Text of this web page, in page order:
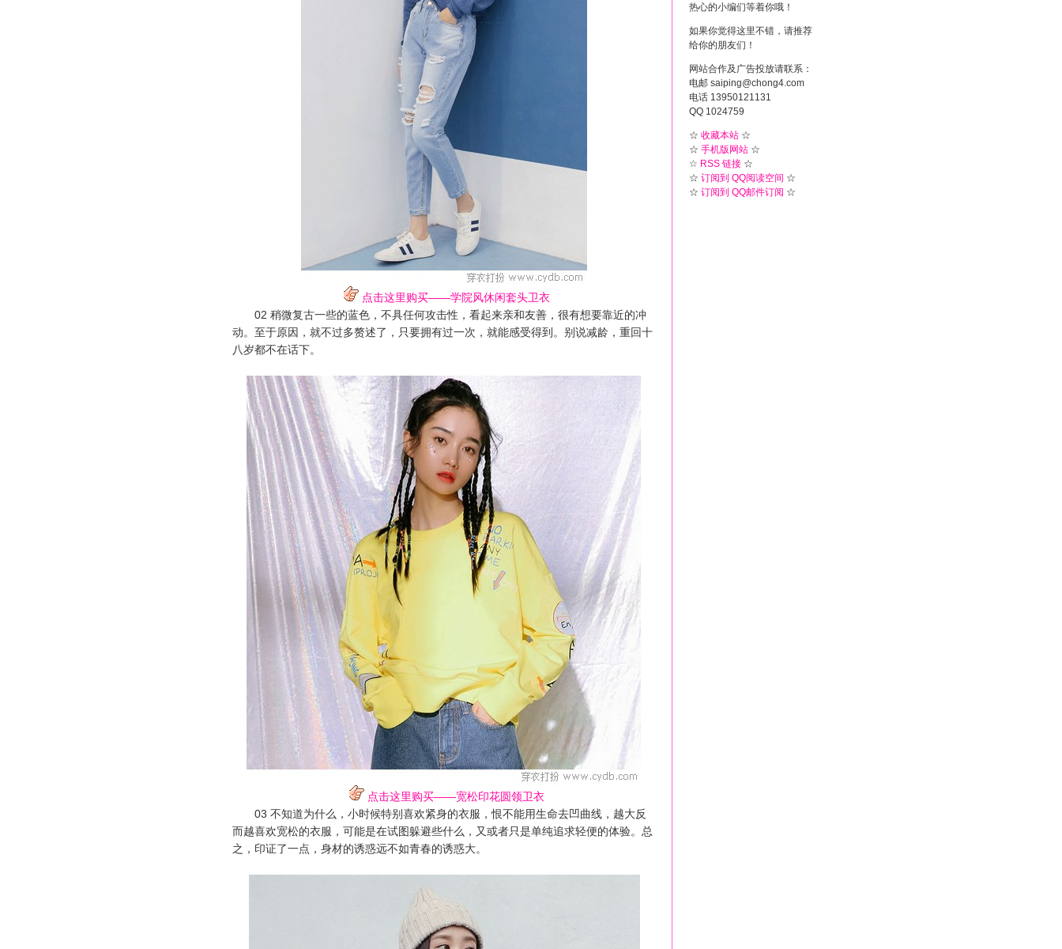
点击这里购买——学院风休闲套头卫衣
02 稍微复古一些的蓝色，不具任何攻击性，看起来亲和友善，很有想要靠近的冲
动。至于原因，就不过多赘述了，只要拥有过一次，就能感受得到。别说减龄，重回十
八岁都不在话下。
点击这里购买——宽松印花圆领卫衣
03 不知道为什么，小时候特别喜欢紧身的衣服，恨不能用生命去凹曲线，越大反
而越喜欢宽松的衣服，可能是在试图躲避些什么，又或者只是单纯追求轻便的体验。总
之，印证了一点，身材的诱惑远不如青春的诱惑大。
热心的小编们等着你哦！
如果你觉得这里不错，请推荐
给你的朋友们！
网站合作及广告投放请联系：
电邮 saiping@chong4.com
电话 13950121131
QQ 1024759
☆ 收藏本站 ☆
☆ 手机版网站 ☆
☆ RSS 链接 ☆
☆ 订阅到 QQ阅读空间 ☆
☆ 订阅到 QQ邮件订阅 ☆